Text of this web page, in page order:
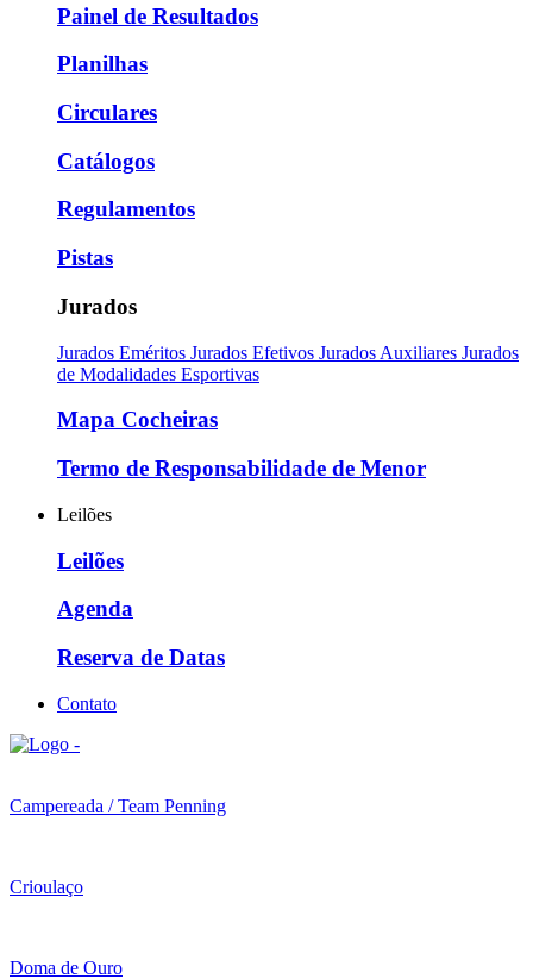
Painel de Resultados
Planilhas
Circulares
Catálogos
Regulamentos
Pistas
Jurados
Jurados Eméritos Jurados Efetivos Jurados Auxiliares Jurados
de Modalidades Esportivas
Mapa Cocheiras
Termo de Responsabilidade de Menor
Leilões
Leilões
Agenda
Reserva de Datas
Contato
Campereada / Team Penning
Crioulaço
Doma de Ouro